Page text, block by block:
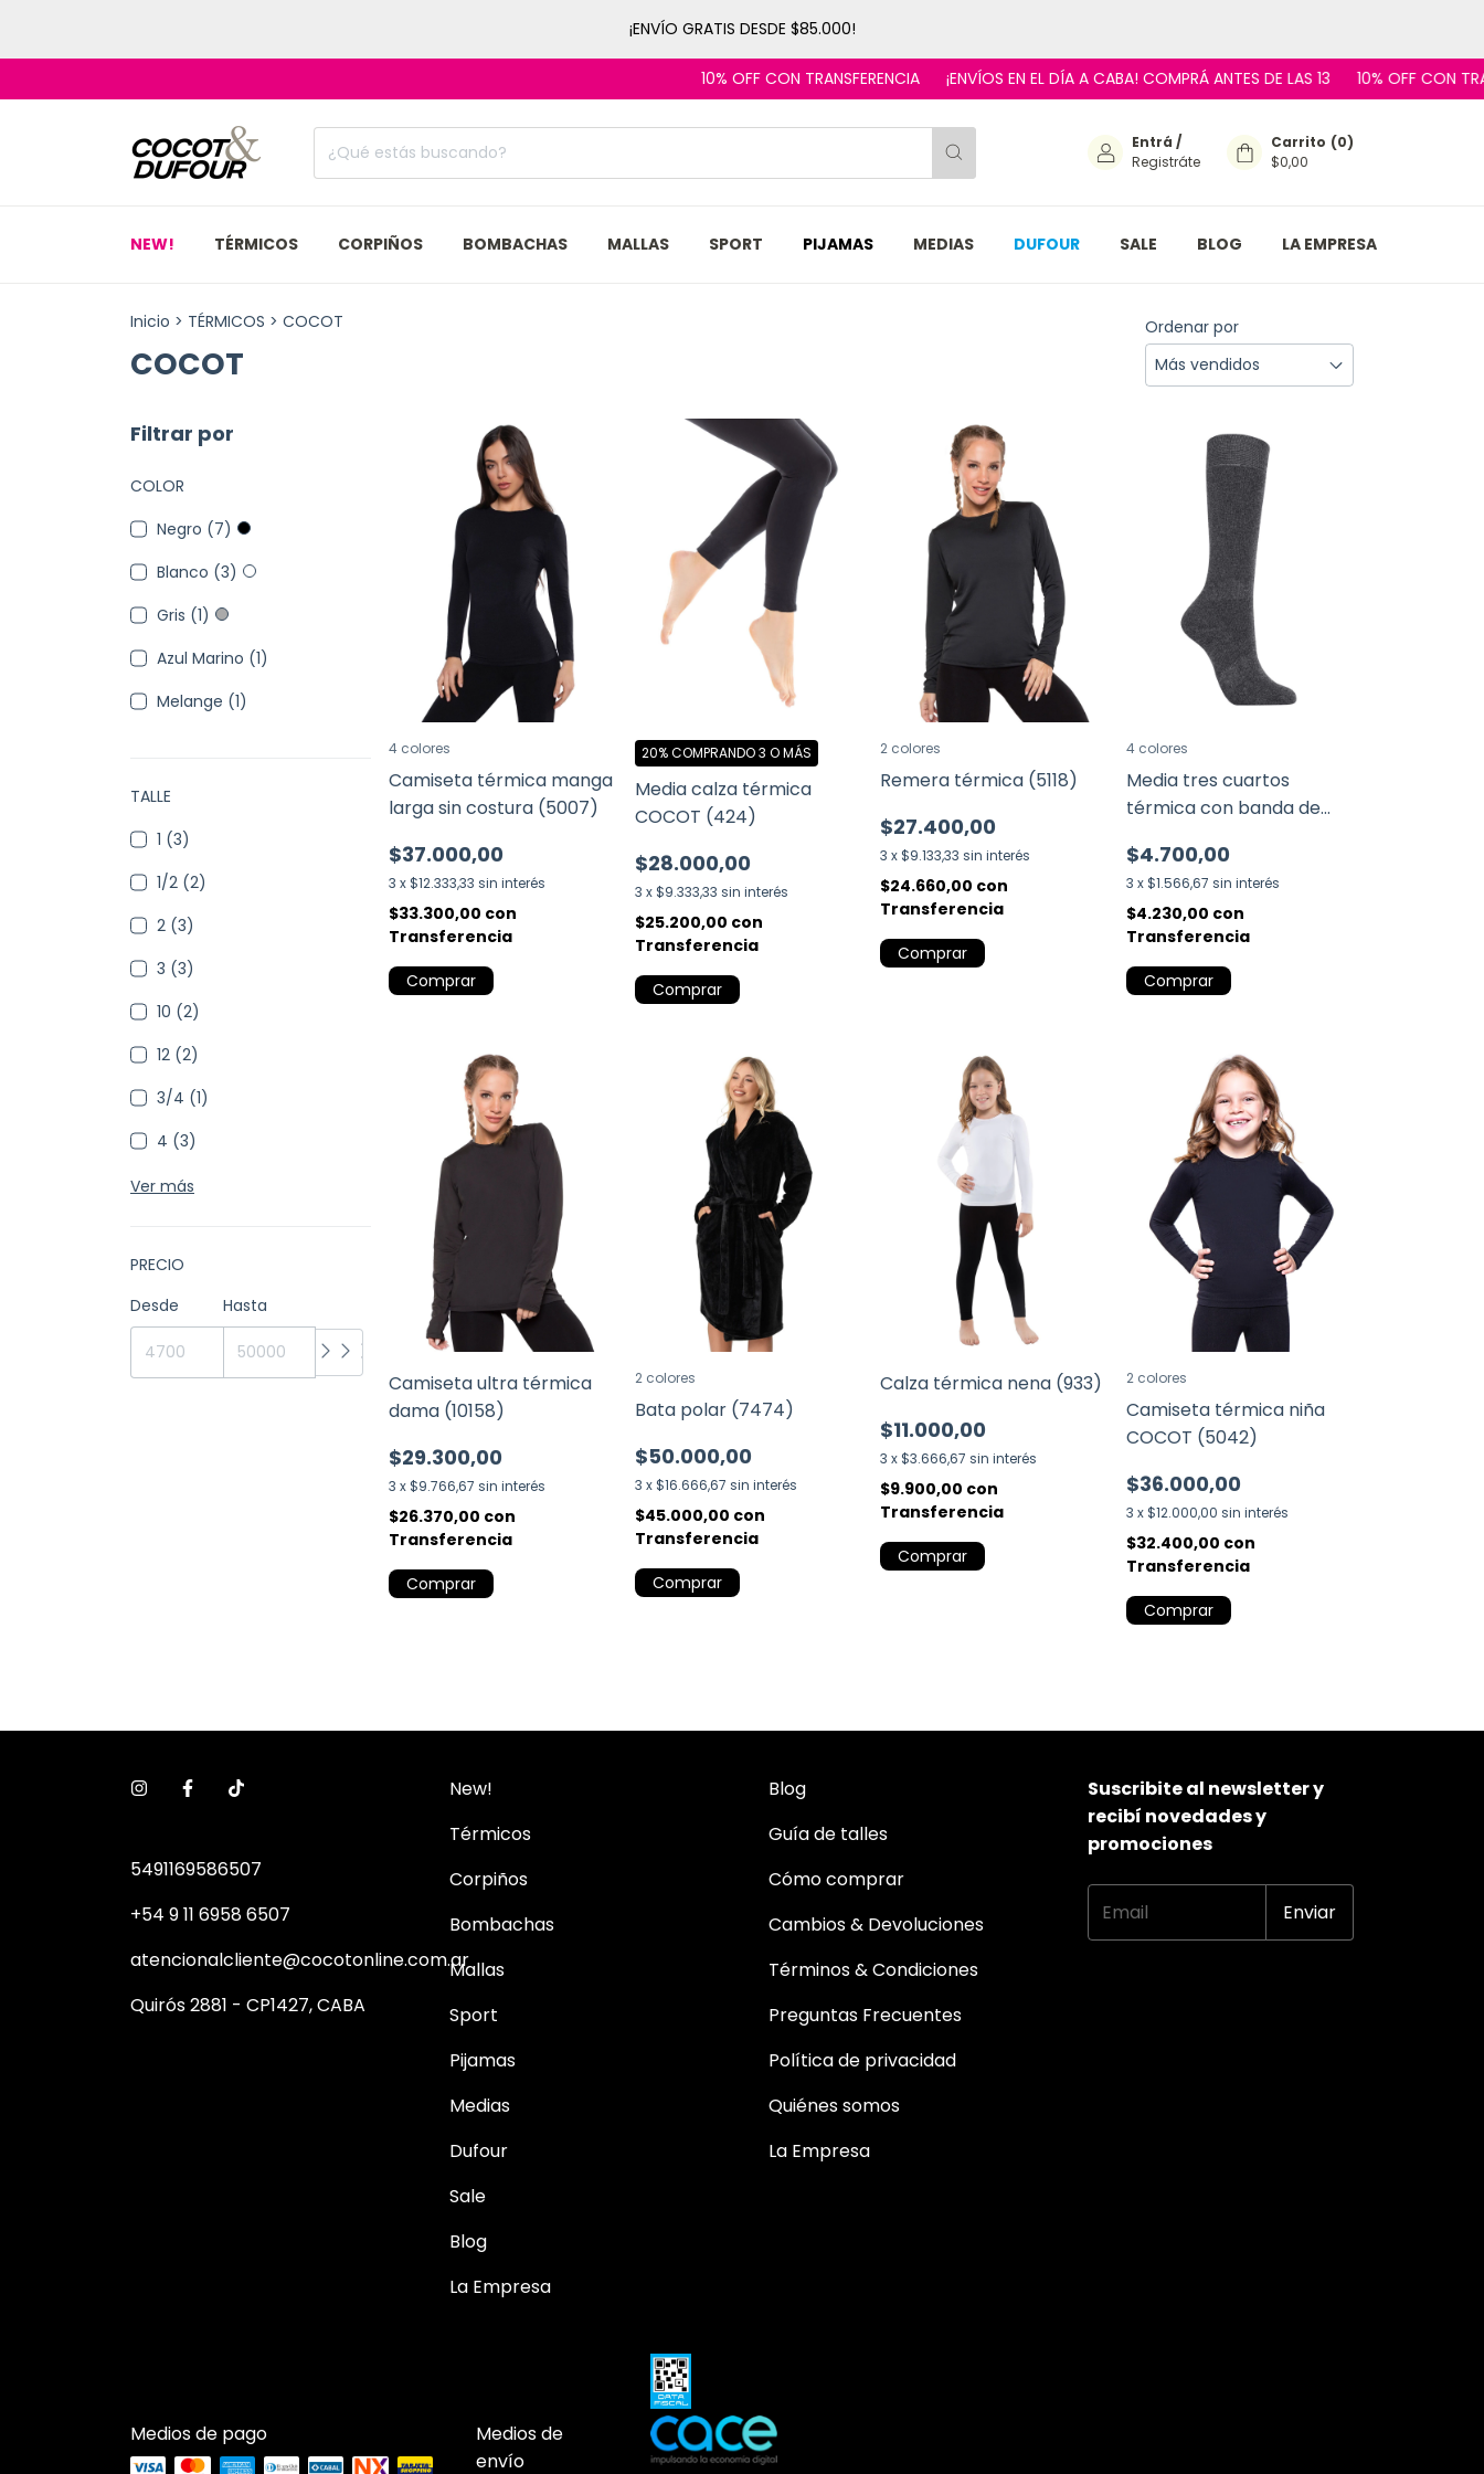
¡ENVÍO GRATIS DESDE $85.000!
10% OFF CON TRANSFERENCIA ¡ENVÍOS EN EL DÍA A CABA! COMPRÁ ANTES DE LAS 13 10% OFF CON
Entrá /
Registráte
Carrito (0)
$0,00
NEW! TÉRMICOS CORPIÑOS BOMBACHAS MALLAS SPORT PIJAMAS MEDIAS DUFOUR SALE BLOG LA EMPRESA
Inicio > TÉRMICOS > COCOT
COCOT
Ordenar por
Filtrar por
COLOR
Negro (7)
Blanco (3)
Gris (1)
Azul Marino (1)
Melange (1)
TALLE
1 (3)
1/2 (2)
2 (3)
3 (3)
10 (2)
12 (2)
3/4 (1)
4 (3)
Ver más
PRECIO
Desde
Hasta
Camiseta térmica manga
larga sin costura (5007)
$37.000,00
3 x $12.333,33 sin interés
$33.300,00 con
Transferencia
4 colores
Comprar
Media calza térmica
COCOT (424)
$28.000,00
3 x $9.333,33 sin interés
20%COMPRANDO 3 O MÁS
$25.200,00 con
Transferencia
Comprar
Remera térmica (5118)
$27.400,00
3 x $9.133,33 sin interés
$24.660,00 con
Transferencia
2 colores
Comprar
Media tres cuartos
térmica con banda de
$4.700,00
3 x $1.566,67 sin interés
$4.230,00 con
Transferencia
4 colores
Comprar
Camiseta ultra térmica
dama (10158)
$29.300,00
3 x $9.766,67 sin interés
$26.370,00 con
Transferencia
Comprar
Bata polar (7474)
$50.000,00
3 x $16.666,67 sin interés
$45.000,00 con
Transferencia
2 colores
Comprar
Calza térmica nena (933)
$11.000,00
3 x $3.666,67 sin interés
$9.900,00 con
Transferencia
Comprar
Camiseta térmica niña
COCOT (5042)
$36.000,00
3 x $12.000,00 sin interés
$32.400,00 con
Transferencia
2 colores
Comprar
5491169586507
+54 9 11 6958 6507
atencionalcliente@cocotonline.com.ar
Quirós 2881 - CP1427, CABA
New!
Térmicos
Corpiños
Bombachas
Mallas
Sport
Pijamas
Medias
Dufour
Sale
Blog
La Empresa
Blog
Guía de talles
Cómo comprar
Cambios & Devoluciones
Términos & Condiciones
Preguntas Frecuentes
Política de privacidad
Quiénes somos
La Empresa
Suscribite al newsletter y
recibí novedades y
promociones
Medios de pago
Medios de
envío